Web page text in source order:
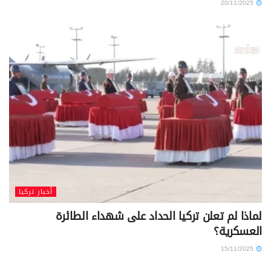
أخبار تركيا
لماذا لم تعلن تركيا الحداد على شهداء الطائرة
العسكرية؟